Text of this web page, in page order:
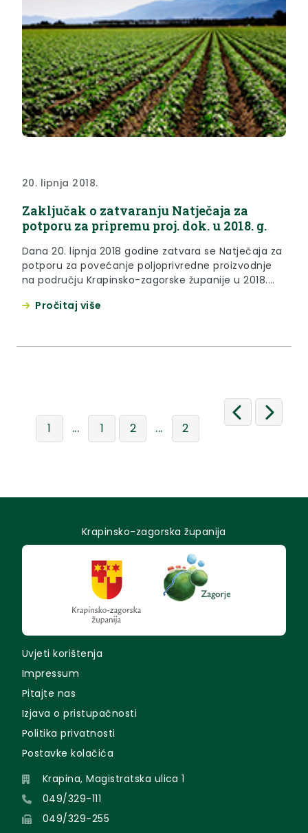
20. lipnja 2018.
Zaključak o zatvaranju Natječaja za
potporu za pripremu proj. dok. u 2018. g.
Dana 20. lipnja 2018 godine zatvara se Natječaja za
potporu za povećanje poljoprivredne proizvodnje
na području Krapinsko-zagorske županije u 2018.
02-18-2) objavljen 04. travnja 2018.godine na web
Pročitaj više
1 ... 1 2 ... 2
Krapinsko-zagorska županija
Uvjeti korištenja
Impressum
Pitajte nas
Izjava o pristupačnosti
Politika privatnosti
Postavke kolačića
Krapina, Magistratska ulica 1
049/329-111
049/329-255